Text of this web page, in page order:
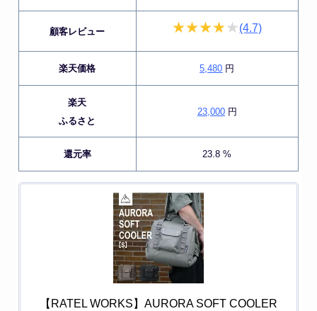
顧客レビュー (4.7)
楽天価格 5,480 円
楽天
ふるさと
23,000円
還元率 23.8 %
【RATEL WORKS】AURORA SOFT COOLER